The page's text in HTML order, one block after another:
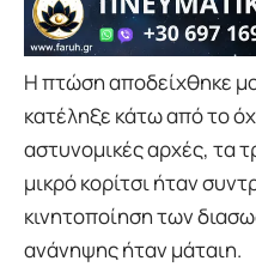
Η πτώση αποδείχθηκε
κατέληξε κάτω από το
αστυνομικές αρχές, τα
μικρό κορίτσι ήταν
κινητοποίηση των
ανάνηψης ήταν μάταιη.